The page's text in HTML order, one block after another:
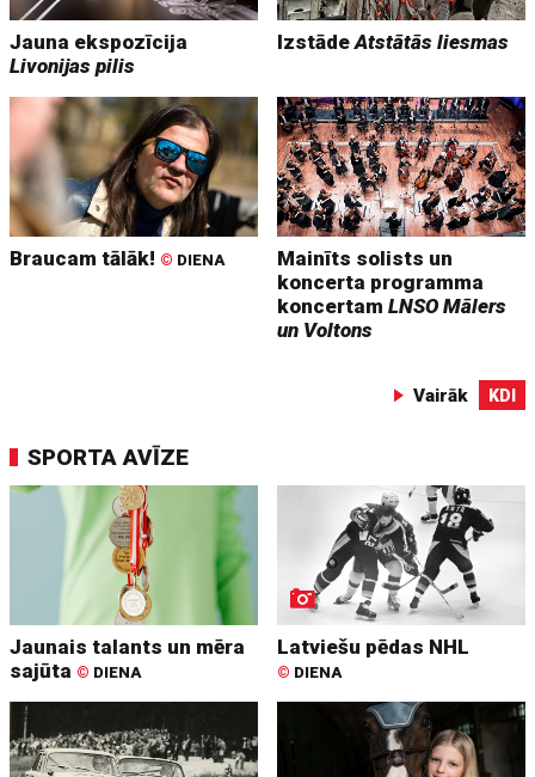
Jauna ekspozīcija
Livonijas pilis
IzstādeAtstātās liesmas
Braucam tālāk! © DIENA
Mainīts solists un
koncerta programma
koncertamLNSO Mālers
un Voltons
Vairāk KDI
SPORTA AVĪZE
Jaunais talants un mēra
sajūta © DIENA
Latviešu pēdas NHL
© DIENA